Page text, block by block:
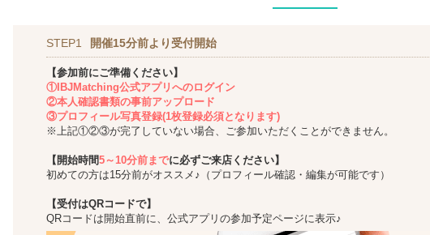
STEP1 開催15分前より受付開始
【参加前にご準備ください】
①IBJMatching公式アプリへのログイン
②本人確認書類の事前アップロード
③プロフィール写真登録(1枚登録必須となります)
※上記①②③が完了していない場合、ご参加いただくことができません。
【開始時間5～10分前までに必ずご来店ください】
初めての方は15分前がオススメ♪（プロフィール確認・編集が可能です）
【受付はQRコードで】
QRコードは開始直前に、公式アプリの参加予定ページに表示♪